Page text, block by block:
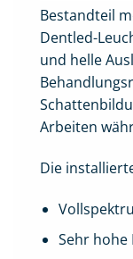
Bestandteil
Dentled-
und helle
Arbeiten
Die
Sehr hohe